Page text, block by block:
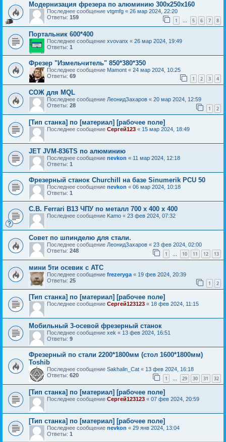
Модернизация фрезера по алюминию 300х250х160
Последнее сообщение vtgmfg « 26 мар 2024, 22:20
Ответы: 159 1 … 5 6 7 8
Портальник 600*400
Последнее сообщение xvovanx « 26 мар 2024, 19:49
Ответы: 1
Фрезер "Измельчитель" 850*380*350
Последнее сообщение Mamont « 24 мар 2024, 10:25
Ответы: 69 1 2 3 4
СОЖ для MQL
Последнее сообщение ЛеонидЗахаров « 20 мар 2024, 12:59
Ответы: 28 1 2
[Тип станка] по [материал] [рабочее поле]
Последнее сообщение Сергей123 « 15 мар 2024, 18:49
JET JVM-836TS по алюминию
Последнее сообщение nevkon « 11 мар 2024, 12:18
Ответы: 1
Фрезерный станок Churchill на базе Sinumerik PCU 50
Последнее сообщение nevkon « 06 мар 2024, 10:18
Ответы: 1
C.B. Ferrari B13 ЧПУ по металл 700 x 400 x 400
Последнее сообщение Kamo « 23 фев 2024, 07:32
Совет по шпинделю для стали.
Последнее сообщение ЛеонидЗахаров « 23 фев 2024, 02:00
Ответы: 248 1 … 10 11 12 13
мини 5ти осевик с ATC
Последнее сообщение frezeryga « 19 фев 2024, 20:39
Ответы: 25 1 2
[Тип станка] по [материал] [рабочее поле]
Последнее сообщение Сергей123123 « 18 фев 2024, 11:15
Мобильный 3-осевой фрезерный станок
Последнее сообщение xek « 13 фев 2024, 16:51
Ответы: 9
Фрезерный по стали 2200*1800мм (стол 1600*1800мм)
Toshib
Последнее сообщение Sakhalin_Cat « 13 фев 2024, 16:18
Ответы: 620 1 … 29 30 31 32
[Тип станка] по [материал] [рабочее поле]
Последнее сообщение Сергей123123 « 07 фев 2024, 20:59
[Тип станка] по [материал] [рабочее поле]
Последнее сообщение nevkon « 29 янв 2024, 13:04
Ответы: 1